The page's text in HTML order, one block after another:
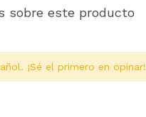
sobre este producto
¡Sé el primero en opinar!